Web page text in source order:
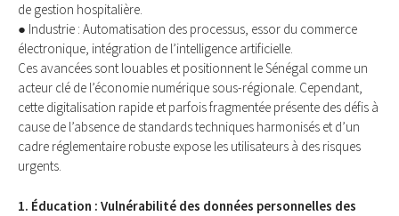
de gestion hospitalière.
● Industrie : Automatisation des processus, essor du commerce
électronique, intégration de l’intelligence artificielle.
Ces avancées sont louables et positionnent le Sénégal comme un
acteur clé de l’économie numérique sous-régionale. Cependant,
cette digitalisation rapide et parfois fragmentée présente des défis à
cause de l’absence de standards techniques harmonisés et d’un
cadre réglementaire robuste expose les utilisateurs à des risques
urgents.
1. Éducation : Vulnérabilité des données personnelles des